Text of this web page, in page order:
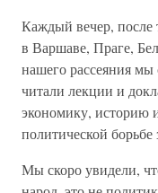
Каждый вечер,
в Варшаве, Праге,
нашего рассеяния мы
читали лекции и
экономику, историю
политической борьбе
Мы скоро увидели,